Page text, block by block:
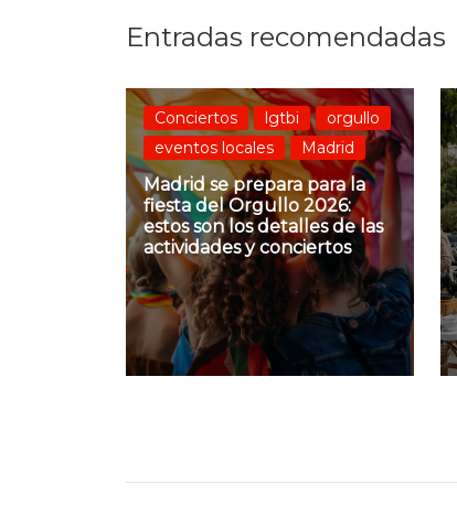
Entradas recomendadas
Conciertos lgtbi
orgullo
eventos locales
Madrid
Madrid se prepara para la
fiesta del Orgullo 2026:
estos son los detalles de las
actividades y conciertos